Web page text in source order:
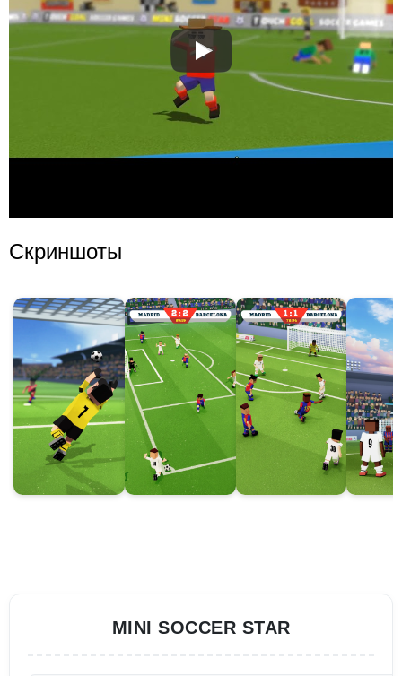
Скриншоты
MINI SOCCER STAR